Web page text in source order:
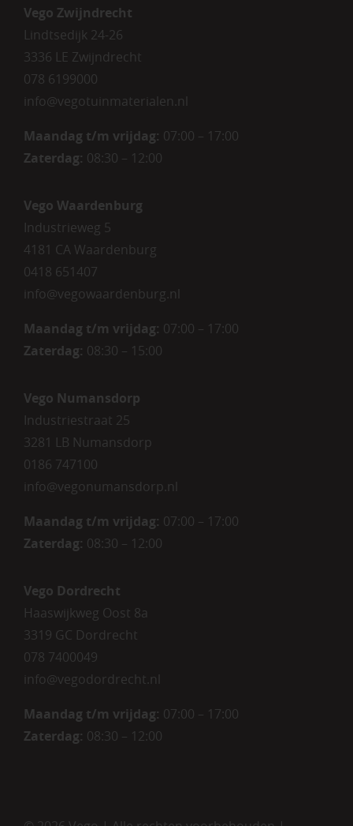
Vego Zwijndrecht
Lindtsedijk 24-26
3336 LE Zwijndrecht
078 6199000
info@vegotuinmaterialen.nl
Maandag t/m vrijdag: 07:00 – 17:00
Zaterdag: 08:30 – 12:00
Vego Waardenburg
Industrieweg 5
4181 CA Waardenburg
0418 651407
info@vegowaardenburg.nl
Maandag t/m vrijdag: 07:00 – 17:00
Zaterdag: 08:30 – 15:00
Vego Numansdorp
Industriestraat 25
3281 LB Numansdorp
0186 747100
info@vegonumansdorp.nl
Maandag t/m vrijdag: 07:00 – 17:00
Zaterdag: 08:30 – 12:00
Vego Dordrecht
Haaswijkweg Oost 8a
3319 GC Dordrecht
078 7400049
info@vegodordrecht.nl
Maandag t/m vrijdag: 07:00 – 17:00
Zaterdag: 08:30 – 12:00